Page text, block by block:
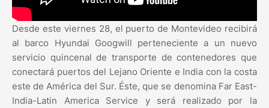
Desde este viernes 28, el puerto de Montevideo recibirá
al barco Hyundai Googwill perteneciente a un nuevo
servicio quincenal de transporte de contenedores que
conectará puertos del Lejano Oriente e India con la costa
este de América del Sur. Éste, que se denomina Far East-
India-Latin America Service y será realizado por la